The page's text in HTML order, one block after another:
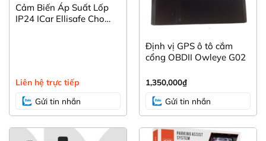
Cảm Biến Áp Suất Lốp
IP24 ICar Ellisafe Cho
Liên hệ trực tiếp
Gửi tin nhắn
Định vị GPS ô tô cắm
cổng OBDII Owleye G02
1,350,000₫
Gửi tin nhắn